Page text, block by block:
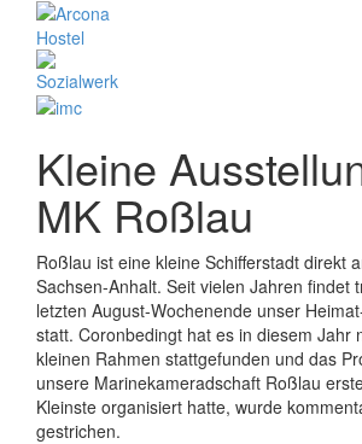
Kleine
MK Roßlau
Roßlau ist eine kleine Schifferstadt direkt
Sachsen-Anhalt. Seit vielen Jahren findet
letzten August-Wochenende unser
statt. Coronbedingt hat es in diesem Jahr
kleinen Rahmen stattgefunden und das
unsere Marinekameradschaft Roßlau
Kleinste organisiert hatte, wurde
gestrichen.